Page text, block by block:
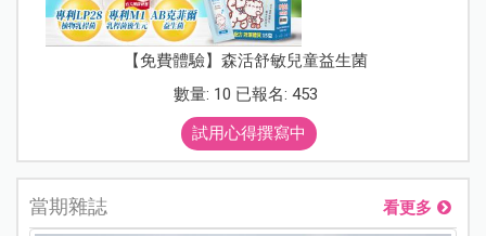
【免費體驗】森活舒敏兒童益生菌
數量: 10 已報名: 453
試用心得撰寫中
當期雜誌 看更多